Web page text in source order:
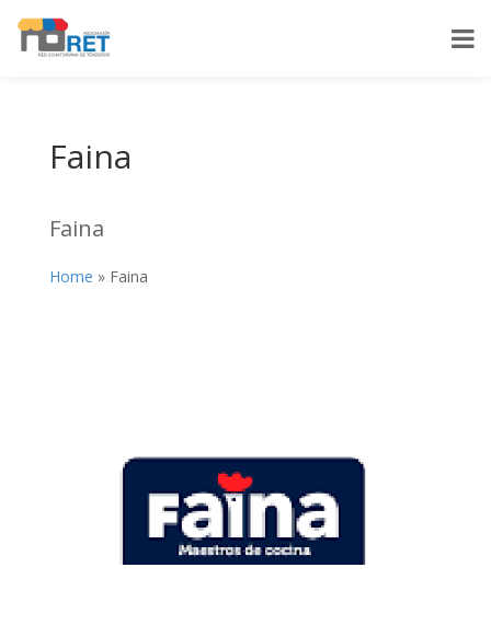
Faina
Faina
Home » Faina